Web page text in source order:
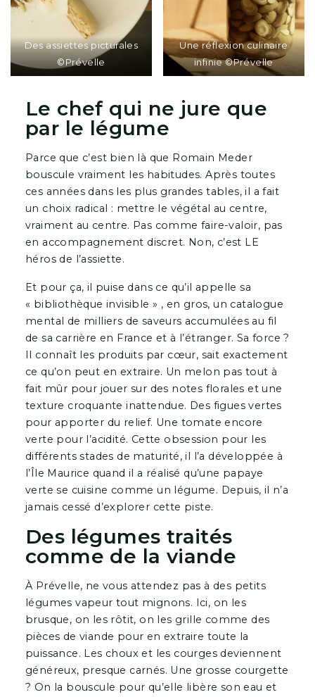
Des assiettes picturales
©Prévelle
Une réflexion culinaire
infinie ©Prévelle
Le chef qui ne jure que
par le légume
Parce que c’est bien là que Romain Meder
bouscule vraiment les habitudes. Après toutes
ces années dans les plus grandes tables, il a fait
un choix radical : mettre le végétal au centre,
vraiment au centre. Pas comme faire-valoir, pas
en accompagnement discret. Non, c’est LE
héros de l’assiette.
Et pour ça, il puise dans ce qu’il appelle sa
« bibliothèque invisible » , en gros, un catalogue
mental de milliers de saveurs accumulées au fil
de sa carrière en France et à l’étranger. Sa force ?
Il connaît les produits par cœur, sait exactement
ce qu’on peut en extraire. Un melon pas tout à
fait mûr pour jouer sur des notes florales et une
texture croquante inattendue. Des figues vertes
pour apporter du relief. Une tomate encore
verte pour l’acidité. Cette obsession pour les
différents stades de maturité, il l’a développée à
l’Île Maurice quand il a réalisé qu’une papaye
verte se cuisine comme un légume. Depuis, il n’a
jamais cessé d’explorer cette piste.
Des légumes traités
comme de la viande
À Prévelle, ne vous attendez pas à des petits
légumes vapeur tout mignons. Ici, on les
brusque, on les rôtit, on les grille comme des
pièces de viande pour en extraire toute la
puissance. Les choux et les courges deviennent
généreux, presque carnés. Une grosse courgette
? On la bouscule pour qu’elle libère son eau et